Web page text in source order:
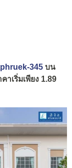
345 บน
เริ่มเพียง 1.89